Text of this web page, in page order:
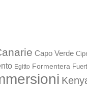
Capo Verde
Egitto Formentera